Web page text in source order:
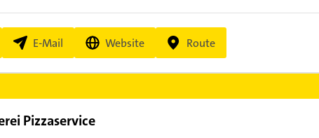
E-Mail Website Route
Pizzaservice